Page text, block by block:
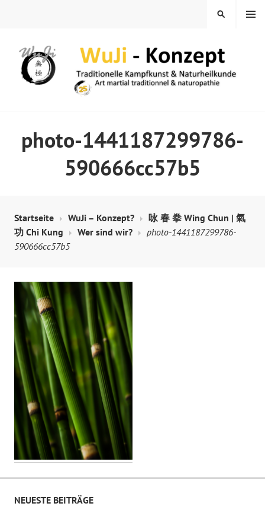
MENÜ
SUCHEN
photo-1441187299786-
590666cc57b5
Startseite WuJi – Konzept?
咏 春 拳 Wing Chun | 氣
功 Chi Kung
Wer sind wir?
photo-1441187299786-
590666cc57b5
NEUESTE BEITRÄGE